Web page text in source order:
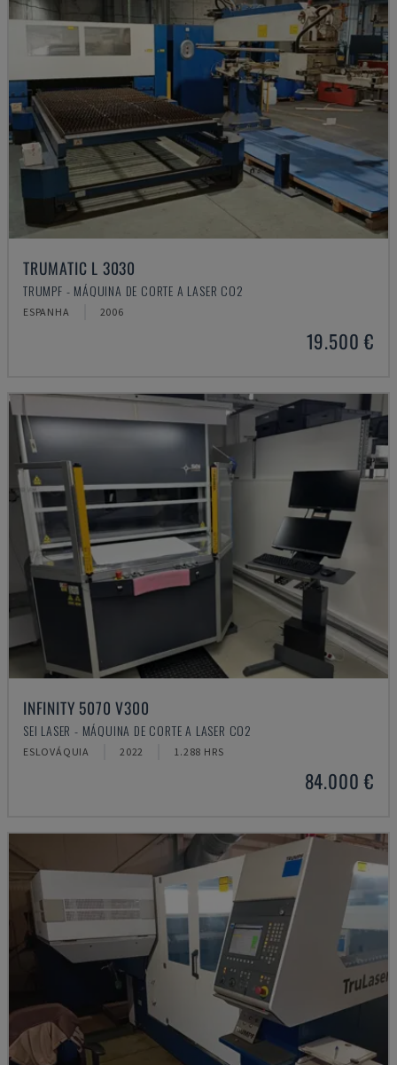
TRUMATIC L 3030
TRUMPF - MÁQUINA DE CORTE A LASER CO2
ESPANHA 2006
19.500 €
INFINITY 5070 V300
SEI LASER - MÁQUINA DE CORTE A LASER CO2
ESLOVÁQUIA 2022 1.288 HRS
84.000 €